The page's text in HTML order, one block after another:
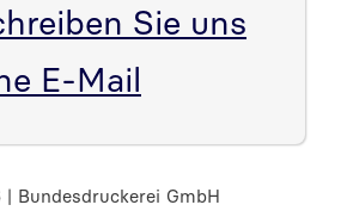
Sie uns
E-Mail
Bundesdruckerei GmbH